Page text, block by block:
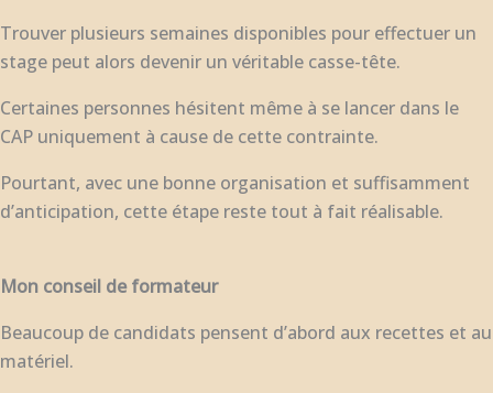
Trouver plusieurs semaines disponibles pour effectuer un
stage peut alors devenir un véritable casse-tête.
Certaines personnes hésitent même à se lancer dans le
CAP uniquement à cause de cette contrainte.
Pourtant, avec une bonne organisation et suffisamment
d’anticipation, cette étape reste tout à fait réalisable.
Mon conseil de formateur
Beaucoup de candidats pensent d’abord aux recettes et au
matériel.